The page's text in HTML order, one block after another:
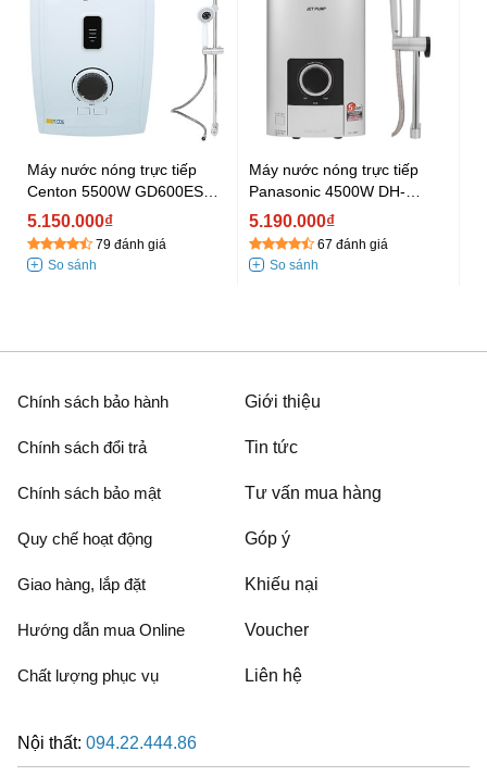
Máy nước nóng trực tiếp
Centon 5500W GD600ESP
RS FL
5.150.000₫
79 đánh giá
Máy nước nóng trực tiếp
Panasonic 4500W DH-
4NP1VS
5.190.000₫
67 đánh giá
Chính sách bảo hành
Chính sách đổi trả
Chính sách bảo mật
Quy chế hoạt động
Giao hàng, lắp đặt
Hướng dẫn mua Online
Chất lượng phục vụ
Giới thiệu
Tin tức
Tư vấn mua hàng
Góp ý
Khiếu nại
Voucher
Liên hệ
Nội thất: 094.22.444.86